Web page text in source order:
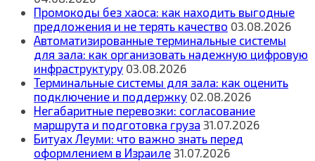
Промокоды без хаоса: как находить выгодные
предложения и не терять качество 03.08.2026
Автоматизированные терминальные системы
для зала: как организовать надежную цифровую
инфраструктуру 03.08.2026
Терминальные системы для зала: как оценить
подключение и поддержку 02.08.2026
Негабаритные перевозки: согласование
маршрута и подготовка груза 31.07.2026
Битуах Леуми: что важно знать перед
оформлением в Израиле 31.07.2026